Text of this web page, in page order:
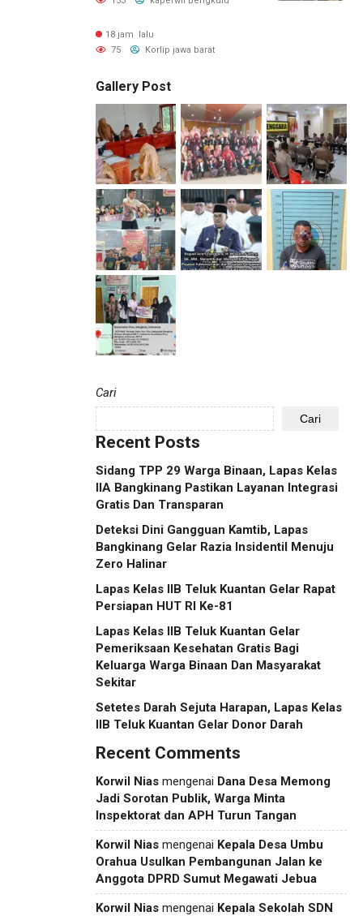
18 jam lalu
75
Korlip jawa barat
Gallery Post
Cari
Cari
Recent Posts
Sidang TPP 29 Warga Binaan, Lapas Kelas
IIA Bangkinang Pastikan Layanan Integrasi
Gratis Dan Transparan
Deteksi Dini Gangguan Kamtib, Lapas
Bangkinang Gelar Razia Insidentil Menuju
Zero Halinar
Lapas Kelas IIB Teluk Kuantan Gelar Rapat
Persiapan HUT RI Ke-81
Lapas Kelas IIB Teluk Kuantan Gelar
Pemeriksaan Kesehatan Gratis Bagi
Keluarga Warga Binaan Dan Masyarakat
Sekitar
Setetes Darah Sejuta Harapan, Lapas Kelas
IIB Teluk Kuantan Gelar Donor Darah
Recent Comments
Korwil Nias mengenai Dana Desa Memong
Jadi Sorotan Publik, Warga Minta
Inspektorat dan APH Turun Tangan
Korwil Nias mengenai Kepala Desa Umbu
Orahua Usulkan Pembangunan Jalan ke
Anggota DPRD Sumut Megawati Jebua
Korwil Nias mengenai Kepala Sekolah SDN